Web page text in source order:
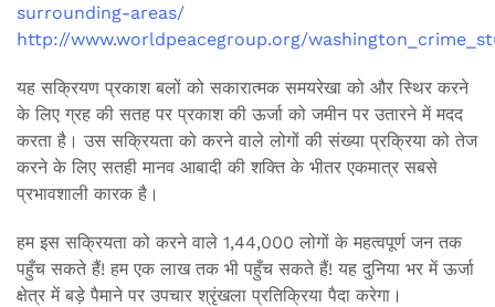
surrounding-areas/
http://www.worldpeacegroup.org/
यह सक्रियण प्रकाश बलों को सकारात्मक समयरेखा को और स्थिर करने
के लिए ग्रह की सतह पर प्रकाश की ऊर्जा को जमीन पर उतारने में मदद
करता है। उस सक्रियता को करने वाले लोगों की संख्या प्रक्रिया को तेज
करने के लिए सतही मानव आबादी की शक्ति के भीतर एकमात्र सबसे
प्रभावशाली कारक है।
हम इस सक्रियता को करने वाले 1,44,000 लोगों के महत्वपूर्ण जन तक
पहुँच सकते हैं! हम एक लाख तक भी पहुँच सकते हैं! यह दुनिया भर में ऊर्जा
क्षेत्र में बड़े पैमाने पर उपचार श्रृंखला प्रतिक्रिया पैदा करेगा।